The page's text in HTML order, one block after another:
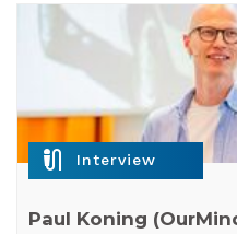
mic_external_on Interview
Paul Koning